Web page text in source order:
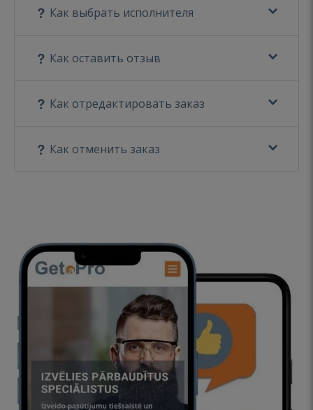
Как выбрать исполнителя
Как оставить отзыв
Как отредактировать заказ
Как отменить заказ